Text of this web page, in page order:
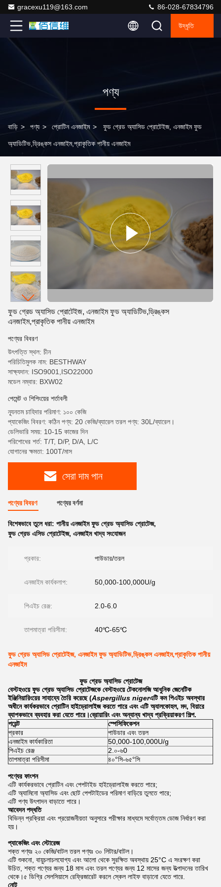
gracexu119@163.com 86-028-67834796
উদ্ধৃতি
পণ্য
বাড়ি > পণ্য > প্রোটিন এনজাইম > ফুড গ্রেড অ্যাসিড প্রোটেইজ, এনজাইম ফুড
অ্যাডিটিভ,ড্রিঙ্কস এনজাইম,প্রাকৃতিক পানীয় এনজাইম
ফুড গ্রেড অ্যাসিড প্রোটেইজ, এনজাইম ফুড অ্যাডিটিভ,ড্রিঙ্কস
এনজাইম,প্রাকৃতিক পানীয় এনজাইম
পণ্যের বিবরণ
উৎপত্তি স্থল: চীন
পরিচিতিমুলক নাম: BESTHWAY
সাক্ষ্যদান: ISO9001,ISO22000
মডেল নম্বার: BXW02
পেমেন্ট ও শিপিংয়ের শর্তাবলী
ন্যূনতম চাহিদার পরিমাণ: ১০০ কেজি
প্যাকেজিং বিবরণ: কঠিন পণ্য: 20 কেজি/ব্যারেল তরল পণ্য: 30L/ব্যারেল।
ডেলিভারি সময়: 10-15 কাজের দিন
পরিশোধের শর্ত: T/T, D/P, D/A, L/C
যোগানের ক্ষমতা: 100T/মাস
সেরা দাম পান
পণ্যের বিবরণ পণ্যের বর্ণনা
বিশেষভাবে তুলে ধরা: পানীয় এনজাইম ফুড গ্রেড অ্যাসিড প্রোটেজ,
ফুড গ্রেড এসিড প্রোটেইজ, এনজাইম খাদ্য সংযোজন
প্রকার: পাউডার/তরল
এনজাইম কার্যকলাপ: 50,000-100,000U/g
পিএইচ রেঞ্জ: 2.0-6.0
তাপমাত্রা পরিসীমা: 40℃-65℃
ফুড গ্রেড অ্যাসিড প্রোটেইজ, এনজাইম ফুড অ্যাডিটিভ,ড্রিঙ্কস এনজাইম,প্রাকৃতিক পানীয়
এনজাইম
ফুড গ্রেড অ্যাসিড প্রোটেজ
বেস্টহওয়ে ফুড গ্রেড অ্যাসিড প্রোটেজকে বেস্টহওয়ে টেকনোলজি আধুনিক জেনেটিক
ইঞ্জিনিয়ারিংয়ের সাহায্যে তৈরি করেছে (Aspergillus nigerএটি কম পিএইচ অবস্থার
অধীনে কার্যকরভাবে প্রোটিন হাইড্রোলাইজ করতে পারে এবং এটি অ্যালকোহল, মদ, বিয়ারে
ব্যাপকভাবে ব্যবহার করা যেতে পারে।ব্রোয়ারিং এবং অন্যান্য খাদ্য প্রক্রিয়াকরণ শিল্প.
পয়েন্ট
স্পেসিফিকেশন
প্রকার
পাউডার এবং তরল
এনজাইম কার্যকারিতা
50,000-100,000U/g
পিএইচ রেঞ্জ
2.০-৬0
তাপমাত্রা পরিসীমা
৪০°সি-৬৫°সি
পণ্যের ফাংশন
এটি কার্যকরভাবে প্রোটিন এবং পেপটাইড হাইড্রোলাইজ করতে পারে;
এটি অ্যামিনো অ্যাসিড এবং ছোট পেপটাইডের পরিমাণ বাড়িয়ে তুলতে পারে;
এটি পণ্য উৎপাদন বাড়াতে পারে।
আবেদন পদ্ধতি
বিভিন্ন প্রক্রিয়া এবং প্রয়োজনীয়তা অনুসারে পরীক্ষার মাধ্যমে সর্বোত্তম ডোজ নির্ধারণ করা
হয়।
প্যাকেজিং এবং স্টোরেজ
শক্ত পণ্যঃ ২০ কেজি/বাটল তরল পণ্যঃ ৩০ লিটার/বাটল।
এটি শুকনো, বায়ুচলাচলযোগ্য এবং আলো থেকে সুরক্ষিত অবস্থায় 25°C এ সংরক্ষণ করা
উচিত, শক্ত পণ্যের জন্য 18 মাস এবং তরল পণ্যের জন্য 12 মাসের জন্য উত্পাদনের তারিখ
থেকে।৫ ডিগ্রি সেলসিয়াসে রেফ্রিজারেট করলে স্কেল লাইফ বাড়ানো যেতে পারে.
নোট